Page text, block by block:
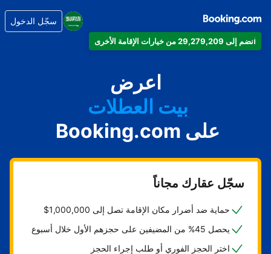
انضم إلى 29,279,209 من خيارات الإقامة الأخرى
سجّل الدخول
اعرض
شقتك
فندقك
بيت العطلات
شقتك الفندقية
منتجعك
على Booking.com
سجّل عقارك مجاناً
حماية ضد أضرار مكان الإقامة تصل إلى 1,000,000$
يحصل 45% من المضيفين على حجزهم الأول خلال أسبوع
اختر الحجز الفوري أو طلب إجراء الحجز